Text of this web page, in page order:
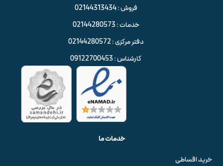
فروش : 02144313434
خدمات : 02144280573
دفتر مرکزی : 02144280572
کارشناس : 09122700453
خدمات ما
خرید اقساطی